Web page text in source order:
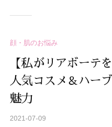
顔・肌のお悩み
【私がリアボーテ
人気コスメ＆ハー
魅力
2021-07-09